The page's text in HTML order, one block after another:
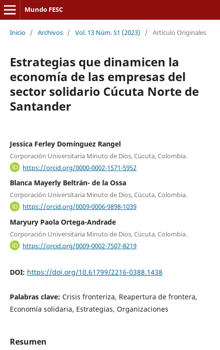
Mundo FESC
Inicio / Archivos / Vol. 13 Núm. S1 (2023) / Artículo Originales
Estrategias que dinamicen la
economía de las empresas del
sector solidario Cúcuta Norte de
Santander
Jessica Ferley Domínguez Rangel
Corporación Universitaria Minuto de Dios, Cúcuta, Colombia.
https://orcid.org/0000-0002-1571-5952
Blanca Mayerly Beltrán- de la Ossa
Corporación Universitaria Minuto de Dios, Cúcuta, Colombia.
https://orcid.org/0009-0006-9898-1039
Maryury Paola Ortega-Andrade
Corporación Universitaria Minuto de Dios, Cúcuta, Colombia.
https://orcid.org/0009-0002-7507-8219
DOI: https://doi.org/10.61799/2216-0388.1438
Palabras clave: Crisis fronteriza, Reapertura de frontera,
Economía solidaria, Estrategias, Organizaciones
Resumen